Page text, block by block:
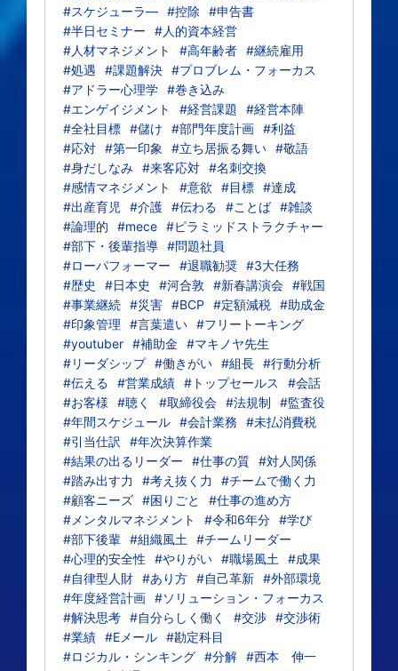
#スケジューラ― #控除
#申告書
#半日セミナー
#人的資本経営
#人材マネジメント
#高年齢者 #継続雇用
#処遇
#課題解決 #プロブレム・フォーカス
#アドラー心理学 #巻き込み
#エンゲイジメント
#経営課題
#経営本陣
#全社目標 #儲け #部門年度計画 #利益
#応対 #第一印象 #立ち居振る舞い #敬語
#身だしなみ #来客応対 #名刺交換
#感情マネジメント
#意欲 #目標 #達成
#出産育児
#介護 #伝わる #ことば #雑談
#論理的
#mece #ピラミッドストラクチャー
#部下・後輩指導 #問題社員
#ローパフォーマー
#退職勧奨 #3大任務
#歴史
#日本史 #河合敦 #新春講演会 #戦国
#事業継続 #災害 #BCP #定額減税 #助成金
#印象管理
#言葉遣い #フリートーキング
#youtuber #補助金
#マキノヤ先生
#リーダシップ #働きがい #組長 #行動分析
#伝える
#営業成績 #トップセールス
#会話
#お客様
#聴く #取締役会 #法規制
#監査役
#年間スケジュール #会計業務
#未払消費税
#引当仕訳
#年次決算作業
#結果の出るリーダー
#仕事の質 #対人関係
#踏み出す力
#考え抜く力
#チームで働く力
#顧客ニーズ #困りごと
#仕事の進め方
#メンタルマネジメント
#令和6年分 #学び
#部下後輩 #組織風土
#チームリーダー
#心理的安全性
#やりがい #職場風土
#成果
#自律型人財 #あり方 #自己革新 #外部環境
#年度経営計画 #ソリューション・フォーカス
#解決思考 #自分らしく働く #交渉 #交渉術
#業績 #Eメール #勘定科目
#ロジカル・シンキング #分解 #西本 伸一